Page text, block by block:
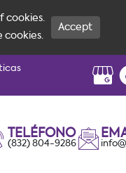
TELÉFONO
(832) 804-9286
cookies.
cookies.
Accept